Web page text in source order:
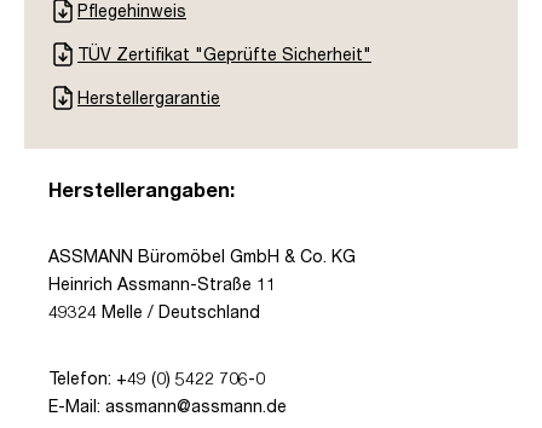
Pflegehinweis
TÜV Zertifikat "Geprüfte Sicherheit"
Herstellergarantie
Herstellerangaben:
ASSMANN Büromöbel GmbH & Co. KG
Heinrich Assmann-Straße 11
49324 Melle / Deutschland
Telefon: +49 (0) 5422 706-0
E-Mail: assmann@assmann.de